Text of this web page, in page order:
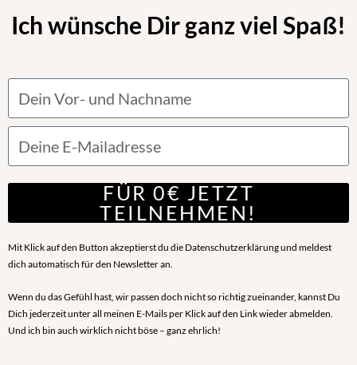
Ich wünsche Dir ganz viel Spaß!
FÜR 0€ JETZT
TEILNEHMEN!
Mit Klick auf den Button akzeptierst du die Datenschutzerklärungund meldest
dich automatisch für den Newsletter an.
Wenn du das Gefühl hast, wir passen doch nicht so richtig zueinander, kannst Du
Dich jederzeit unter all meinen E-Mails per Klick auf den Link wieder abmelden.
Und ich bin auch wirklich nicht böse – ganz ehrlich!